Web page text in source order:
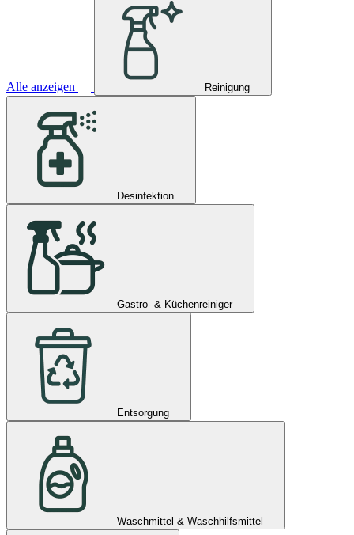
Alle anzeigen Reinigung
Desinfektion
Gastro- & Küchenreiniger
Entsorgung
Waschmittel & Waschhilfsmittel